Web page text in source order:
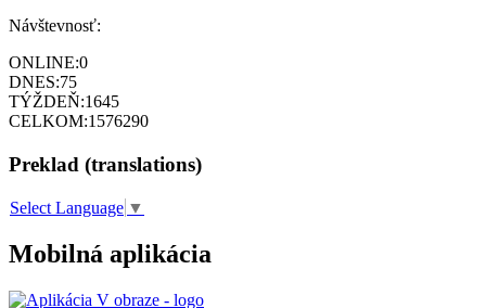
Návštevnosť:
ONLINE:0
DNES:75
TÝŽDEŇ:1645
CELKOM:1576290
Preklad (translations)
Select Language ▼
Mobilná aplikácia